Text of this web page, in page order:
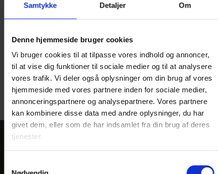
Samtykke Detaljer Om
Denne hjemmeside bruger cookies
Vi bruger cookies til at tilpasse vores indhold og annoncer,
til at vise dig funktioner til sociale medier og til at analysere
vores trafik. Vi deler også oplysninger om din brug af vores
hjemmeside med vores partnere inden for sociale medier,
annonceringspartnere og analysepartnere. Vores partnere
kan kombinere disse data med andre oplysninger, du har
givet dem, eller som de har indsamlet fra din brug af deres
tjenester.
Du modtager kopi af dine
forespørgsel pr. mail